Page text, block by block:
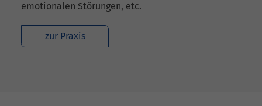
emotionalen Störungen, etc.
zur Praxis